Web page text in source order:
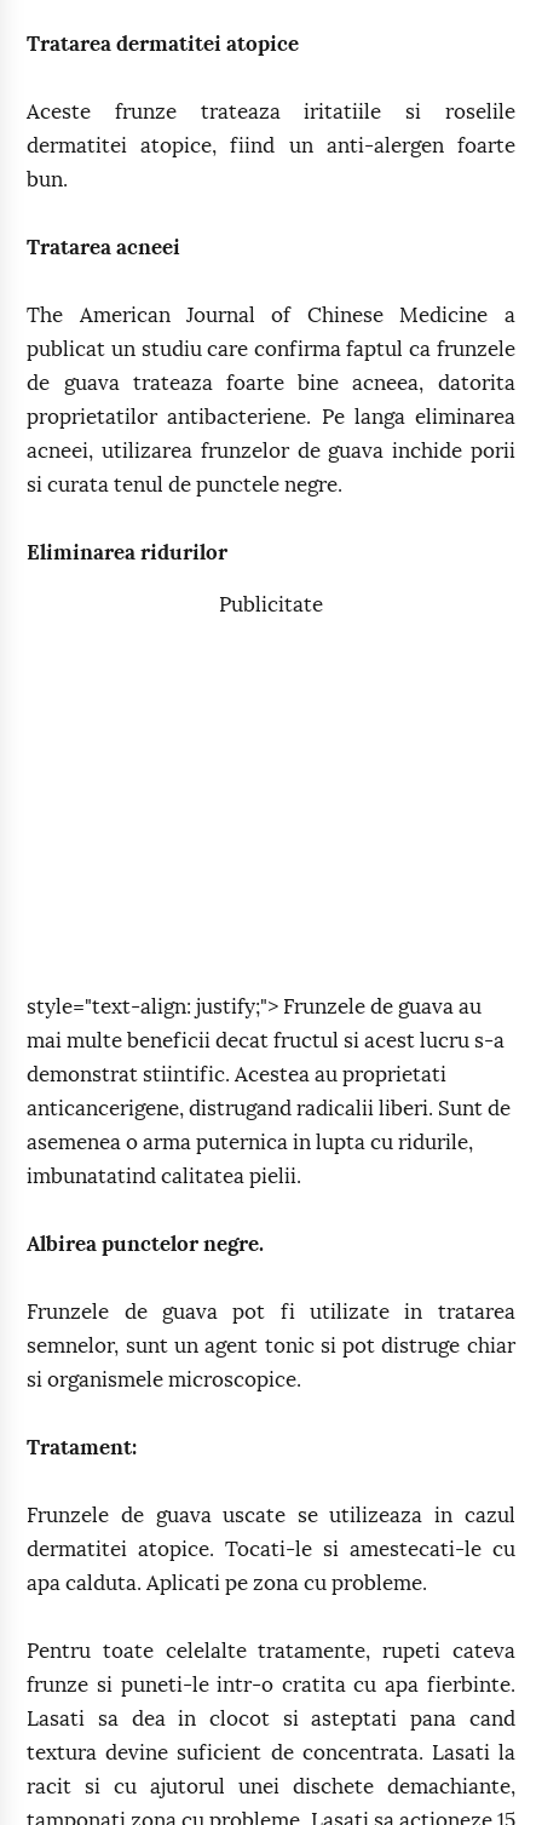
Tratarea dermatitei atopice
Aceste frunze trateaza iritatiile si roselile
dermatitei atopice, fiind un anti-alergen foarte
bun.
Tratarea acneei
The American Journal of Chinese Medicine a
publicat un studiu care confirma faptul ca frunzele
de guava trateaza foarte bine acneea, datorita
proprietatilor antibacteriene. Pe langa eliminarea
acneei, utilizarea frunzelor de guava inchide porii
si curata tenul de punctele negre.
Eliminarea ridurilor
Publicitate
style="text-align: justify;"> Frunzele de guava au
mai multe beneficii decat fructul si acest lucru s-a
demonstrat stiintific. Acestea au proprietati
anticancerigene, distrugand radicalii liberi. Sunt de
asemenea o arma puternica in lupta cu ridurile,
imbunatatind calitatea pielii.
Albirea punctelor negre.
Frunzele de guava pot fi utilizate in tratarea
semnelor, sunt un agent tonic si pot distruge chiar
si organismele microscopice.
Tratament:
Frunzele de guava uscate se utilizeaza in cazul
dermatitei atopice. Tocati-le si amestecati-le cu
apa calduta. Aplicati pe zona cu probleme.
Pentru toate celelalte tratamente, rupeti cateva
frunze si puneti-le intr-o cratita cu apa fierbinte.
Lasati sa dea in clocot si asteptati pana cand
textura devine suficient de concentrata. Lasati la
racit si cu ajutorul unei dischete demachiante,
tamponati zona cu probleme. Lasati sa actioneze 15